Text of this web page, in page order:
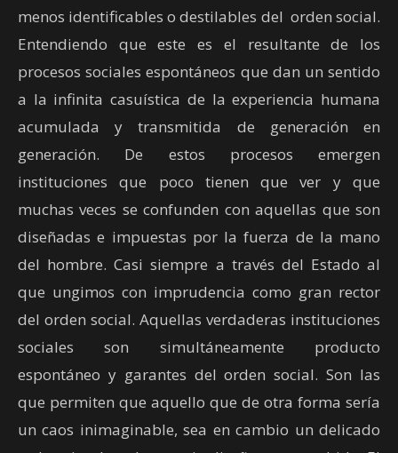
menos identificables o destilables del orden social.
Entendiendo que este es el resultante de los
procesos sociales espontáneos que dan un sentido
a la infinita casuística de la experiencia humana
acumulada y transmitida de generación en
generación. De estos procesos emergen
instituciones que poco tienen que ver y que
muchas veces se confunden con aquellas que son
diseñadas e impuestas por la fuerza de la mano
del hombre. Casi siempre a través del Estado al
que ungimos con imprudencia como gran rector
del orden social. Aquellas verdaderas instituciones
sociales son simultáneamente producto
espontáneo y garantes del orden social. Son las
que permiten que aquello que de otra forma sería
un caos inimaginable, sea en cambio un delicado